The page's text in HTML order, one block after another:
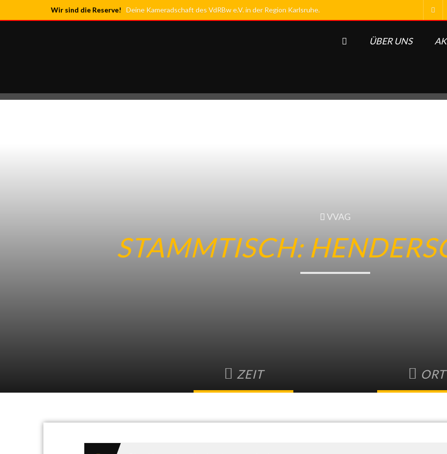
Wir sind die Reserve! Deine Kameradschaft des VdRBw e.V. in der Region Karlsruhe.
ÜBER UNS
VVAG
STAMMTISCH:
ZEIT ORT